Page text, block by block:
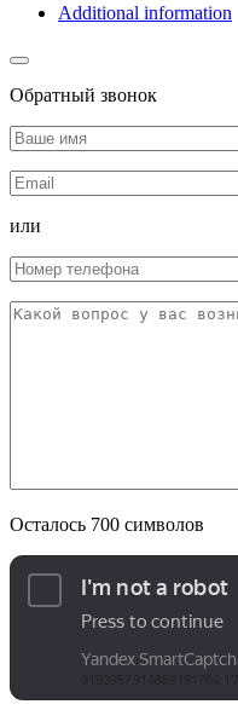
Additional information
Обратный звонок
или
Осталось 700 символов